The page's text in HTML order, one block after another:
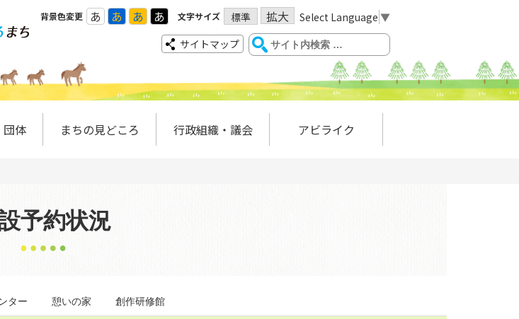
背景色変更 あ あ あ あ 文字サイズ 標準 拡大 Select Language ▼
サイトマップ
団体 まちの見どころ 行政組織・議会 アビライク
予約状況
ター 憩いの家 創作研修館